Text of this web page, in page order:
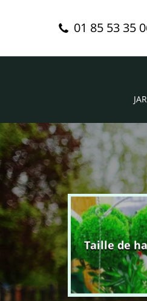
01 85 53 35
Taille de